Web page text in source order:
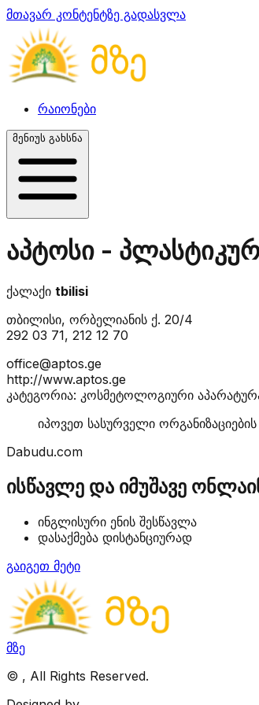
მთავარ კონტენტზე გადასვლა
რაიონები
მენიუს გახსნა
აპტოსი -
ქალაქი tbilisi
თბილისი, ორბელიანის ქ. 20/4
292 03 71, 212 12 70
office@aptos.ge
http://www.aptos.ge
კატეგორია: კოსმეტოლოგიური
იპოვეთ სასურველი
Dabudu.com
ისწავლე და იმუშავე
ინგლისური ენის შესწავლა
დასაქმება დისტანციურად
გაიგეთ მეტი
მზე
© , All Rights Reserved.